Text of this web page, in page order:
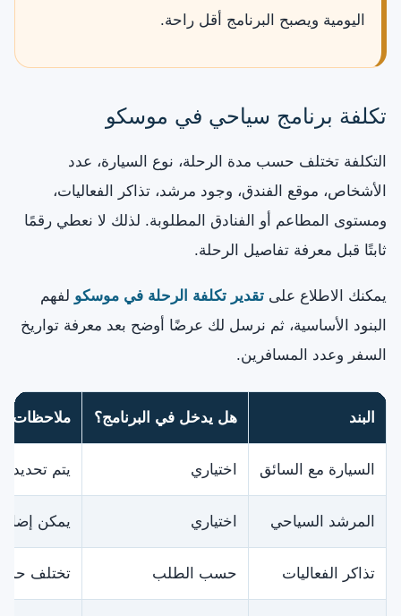
اليومية ويصبح البرنامج أقل راحة.
تكلفة برنامج سياحي في موسكو
التكلفة تختلف حسب مدة الرحلة، نوع السيارة، عدد
الأشخاص، موقع الفندق، وجود مرشد، تذاكر الفعاليات،
ومستوى المطاعم أو الفنادق المطلوبة. لذلك لا نعطي رقمًا
ثابتًا قبل معرفة تفاصيل الرحلة.
يمكنك الاطلاع على تقدير تكلفة الرحلة في موسكو لفهم
البنود الأساسية، ثم نرسل لك عرضًا أوضح بعد معرفة تواريخ
السفر وعدد المسافرين.
البند هل يدخل في البرنامج؟ ملاحظات
السيارة مع السائق اختياري يتم
المرشد السياحي اختياري يمكن
تذاكر الفعاليات حسب الطلب تختلف حسب